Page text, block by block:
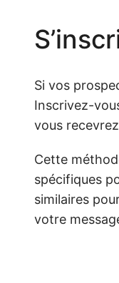
Si vos
Inscrivez-
vous
Cette
spécifiques
similaires
votre